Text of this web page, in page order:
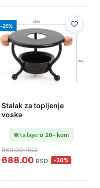
-20%
Stalak za topljenje
voska
860.00 RSD
688.00 RSD -20%
Na lageru 20+ kom